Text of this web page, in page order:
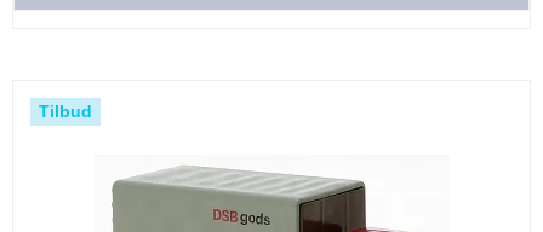
Tilbud